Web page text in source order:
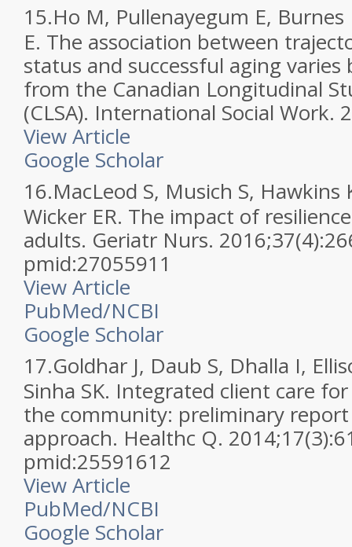
15.Ho M, Pullenayegum E,
E. The association between
status and successful aging varies
from the Canadian Longitudinal
(CLSA). International Social Work.
View Article
Google Scholar
16.MacLeod S, Musich S, Hawkins
Wicker ER. The impact of
adults. Geriatr Nurs.
pmid:27055911
View Article
PubMed/NCBI
Google Scholar
17.Goldhar J, Daub S, Dhalla I,
Sinha SK. Integrated client care
the community: preliminary
approach. Healthc Q.
pmid:25591612
View Article
PubMed/NCBI
Google Scholar